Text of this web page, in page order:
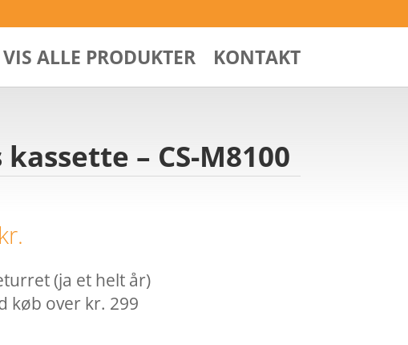
VIS ALLE PRODUKTER KONTAKT
– CS-M8100
kr.
(ja et helt år)
køb over kr. 299